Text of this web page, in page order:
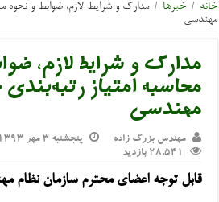
خانه / خبرها / مدارک و شرایط لازم، ضوابط و نحوه
مهندسی
مدارک و شرایط لازم،
محاسبه امتیاز رتبه‌بندی
مهندسی
مهندس بزرگ زاده پنجشنبه ۳ مهر ۱۳۹۳
28,541 بازدید
قابل توجه اعضای محترم سازمان نظام